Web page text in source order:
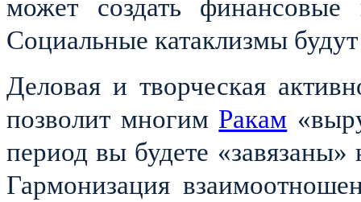
может создать финансовые
Социальные катаклизмы
Деловая и творческая
позволит многим Ракам
период вы будете
Гармонизация